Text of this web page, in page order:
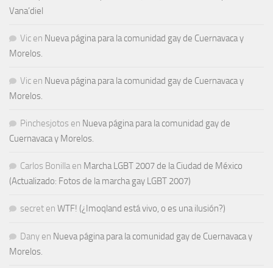
Vana’diel
Vic en Nueva página para la comunidad gay de Cuernavaca y
Morelos.
Vic en Nueva página para la comunidad gay de Cuernavaca y
Morelos.
Pinchesjotos en Nueva página para la comunidad gay de
Cuernavaca y Morelos.
Carlos Bonilla en Marcha LGBT 2007 de la Ciudad de México
(Actualizado: Fotos de la marcha gay LGBT 2007)
secret en WTF! (¿Imoqland está vivo, o es una ilusión?)
Dany en Nueva página para la comunidad gay de Cuernavaca y
Morelos.